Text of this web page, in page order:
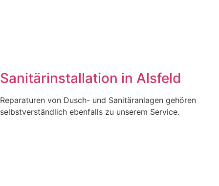
Sanitärinstallation in Alsfeld
Reparaturen von Dusch- und Sanitäranlagen gehören
selbstverständlich ebenfalls zu unserem Service.